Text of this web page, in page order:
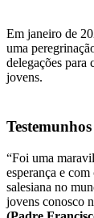
Em janeiro de
uma
delegações para
jovens.
Testemunhos
“Foi uma
esperança e
salesiana no
jovens conosco